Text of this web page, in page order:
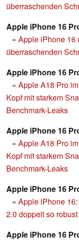
überraschenden
Apple iPhone 16
» Apple iPhone 16
überraschenden
Apple iPhone 16
» Apple A18 Pro
Kopf mit starkem
Benchmark-Leaks
Apple iPhone 16
» Apple A18 Pro
Kopf mit starkem
Benchmark-Leaks
Apple iPhone 16
» Apple iPhone
2.0 doppelt so
Apple iPhone 16